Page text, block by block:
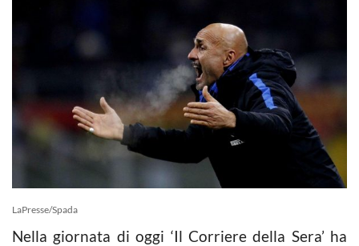
LaPresse/Spada
Nella giornata di oggi ‘Il Corriere della Sera’ ha